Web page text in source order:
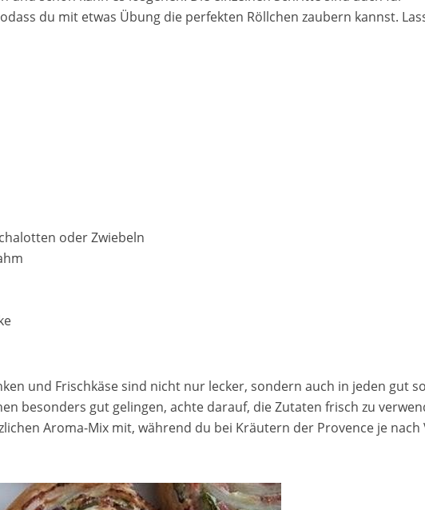
du mit etwas Übung die perfekten Röllchen zaubern kannst.
oder Zwiebeln
und Frischkäse sind nicht nur lecker, sondern auch in jeden gut
besonders gut gelingen, achte darauf, die Zutaten frisch zu
Aroma-Mix mit, während du bei Kräutern der Provence je nach